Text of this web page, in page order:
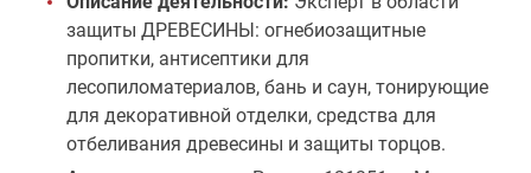
защиты ДРЕВЕСИНЫ: огнебиозащитные
пропитки, антисептики для
лесопиломатериалов, бань и саун, тонирующие
для декоративной отделки, средства для
отбеливания древесины и защиты торцов.